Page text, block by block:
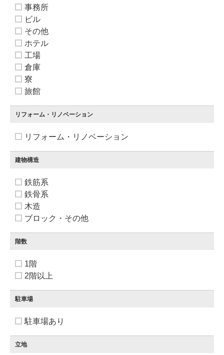
事務所
ビル
その他
ホテル
工場
倉庫
寮
旅館
リフォーム・リノベーション
リフォーム・リノベーション
建物構造
鉄筋系
鉄骨系
木造
ブロック・その他
階数
1階
2階以上
駐車場
駐車場あり
立地